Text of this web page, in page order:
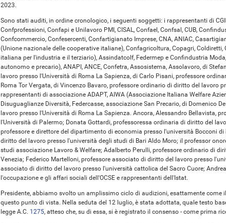
2023.
Sono stati auditi, in ordine cronologico, i seguenti soggetti: i rappresentanti di
Confprofessioni, Confapi e Unilavoro PMI, CISAL, Confael, Confsal, CUB,
Confcommercio, Confesercenti, Confartigianato Imprese, CNA, ANIAC,
(Unione nazionale delle cooperative italiane), Confagricoltura, Copagri, Coldiretti,
italiana per l'industria e il terziario), Assindatcolf, Federmep e Confindustria Moda,
autonomo e precario), ANAPI, ANCE, Confetra, Assosistema, Assolavoro, di
lavoro presso l'Università di Roma La Sapienza, di Carlo Pisani, professore
Roma Tor Vergata, di Vincenzo Bavaro, professore ordinario di diritto del lavoro
rappresentanti di associazione ADAPT, AIWA (Associazione Italiana Welfare
Disuguaglianze Diversità, Federcasse, associazione San Precario, di Domenico
lavoro presso l'Università di Roma La Sapienza. Ancora, Alessandro Bellavista,
l'Università di Palermo; Donata Gottardi, professoressa ordinaria di diritto del
professore e direttore del dipartimento di economia presso l'università Bocconi
diritto del lavoro presso l'università degli studi di Bari Aldo Moro; il professor
studi associazione Lavoro & Welfare; Adalberto Perulli, professore ordinario di
Venezia; Federico Martelloni, professore associato di diritto del lavoro presso
associato di diritto del lavoro presso l'università cattolica del Sacro Cuore;
l'occupazione e gli affari sociali dell'OCSE e rappresentanti dell'Istat.
Presidente, abbiamo svolto un amplissimo ciclo di audizioni, esattamente
questo punto di vista. Nella seduta del 12 luglio, è stata adottata, quale testo
legge A.C. 1275​, atteso che, su di essa, si è registrato il consenso - come prima